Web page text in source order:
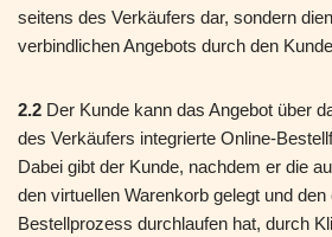
seitens des Verkäufers dar, sondern
verbindlichen Angebots durch den
2.2 Der Kunde kann das Angebot über
des Verkäufers integrierte Online-
Dabei gibt der Kunde, nachdem er die
den virtuellen Warenkorb gelegt und
Bestellprozess durchlaufen hat, durch